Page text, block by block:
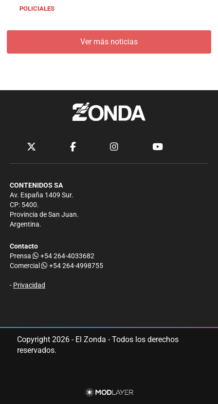
POLICIALES
Ver más noticias
CONTENIDOS SA
Av. España 1409 Sur.
CP: 5400.
Provincia de San Juan.
Argentina.
Contacto
Prensa
+54 264-4033682
Comercial
+54 264-4998755
- Privacidad
Copyright 2026 - El Zonda - Todos los derechos
reservados.